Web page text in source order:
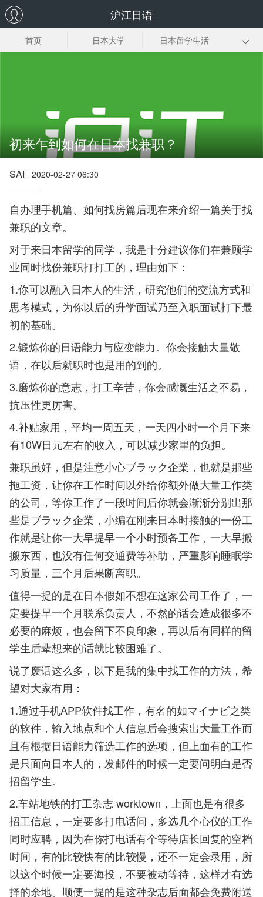
沪江日语
首页 日本大学 日本留学生活
初来乍到如何在日本找兼职？
SAI 2020-02-27 06:30
自办理手机篇、如何找房篇后现在来介绍一篇关于找
兼职的文章。
对于来日本留学的同学，我是十分建议你们在兼顾学
业同时找份兼职打打工的，理由如下：
1.你可以融入日本人的生活，研究他们的交流方式和
思考模式，为你以后的升学面试乃至入职面试打下最
初的基础。
2.锻炼你的日语能力与应变能力。你会接触大量敬
语，在以后就职时也是用的到的。
3.磨炼你的意志，打工辛苦，你会感慨生活之不易，
抗压性更厉害。
4.补贴家用，平均一周五天，一天四小时一个月下来
有10W日元左右的收入，可以减少家里的负担。
兼职虽好，但是注意小心ブラック企業，也就是那些
拖工资，让你在工作时间以外给你额外做大量工作类
的公司，等你工作了一段时间后你就会渐渐分别出那
些是ブラック企業，小编在刚来日本时接触的一份工
作就是让你一大早提早一个小时预备工作，一大早搬
搬东西，也没有任何交通费等补助，严重影响睡眠学
习质量，三个月后果断离职。
值得一提的是在日本假如不想在这家公司工作了，一
定要提早一个月联系负责人，不然的话会造成很多不
必要的麻烦，也会留下不良印象，再以后有同样的留
学生后辈想来的话就比较困难了。
说了废话这么多，以下是我的集中找工作的方法，希
望对大家有用：
1.通过手机APP软件找工作，有名的如マイナビ之类
的软件，输入地点和个人信息后会搜索出大量工作而
且有根据日语能力筛选工作的选项，但上面有的工作
是只面向日本人的，发邮件的时候一定要问明白是否
招留学生。
2.车站地铁的打工杂志 worktown，上面也是有很多
招工信息，一定要多打电话问，多选几个心仪的工作
同时应聘，因为在你打电话有个等待店长回复的空档
时间，有的比较快有的比较慢，还不一定会录用，所
以这个时候一定要海投，不要被动等待，这样才有选
择的余地。顺便一提的是这种杂志后面都会免费附送